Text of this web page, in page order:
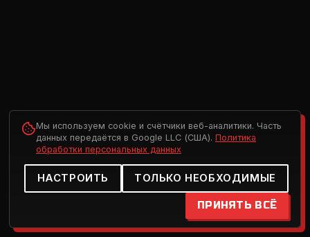
Мы используем cookie и счётчики веб-аналитики. Часть
данных передаётся в Google LLC (США). Политика
обработки персональных данных
НАСТРОИТЬ ТОЛЬКО НЕОБХОДИМЫЕ
ПРИНЯТЬ ВСЁ